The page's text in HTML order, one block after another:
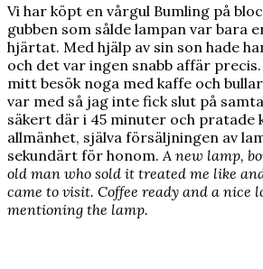
Vi har köpt en vårgul Bumling på
gubben som sålde lampan var bara
hjärtat. Med hjälp av sin son hade
och det var ingen snabb affär
mitt besök noga med kaffe och
var med så jag inte fick slut på
säkert där i 45 minuter och pratade
allmänhet, själva försäljningen av
sekundärt för honom. A new lamp,
old man who sold it treated me like
came to visit. Coffee ready and a nice
mentioning the lamp.